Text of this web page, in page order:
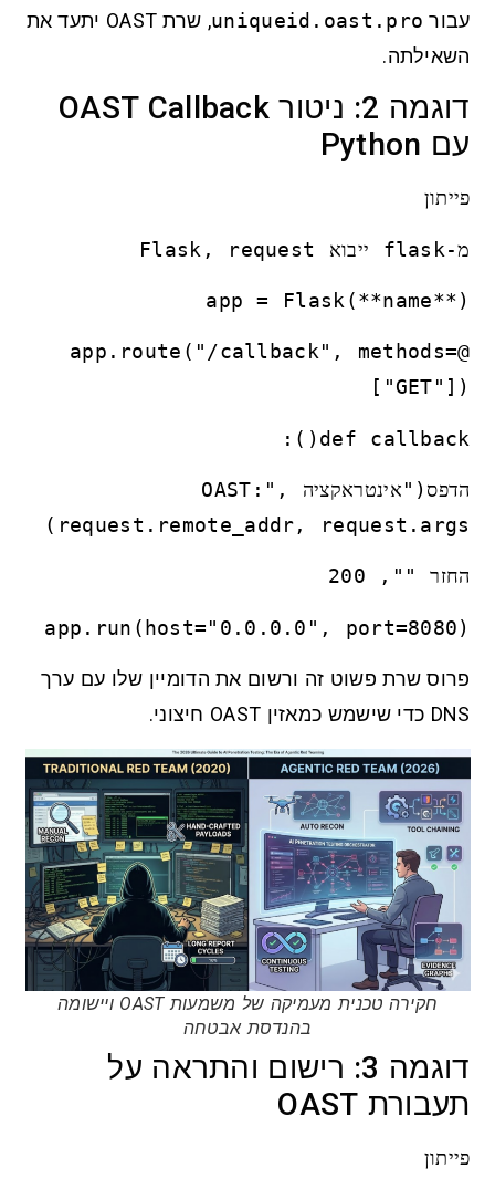
עבורuniqueid.oast.pro
, שרת OAST יתעד את
השאילתה.
דוגמה 2: ניטור OAST Callback
עם Python
פייתון
מ-flask ייבוא Flask, request
app = Flask(**name**)
@app.route("/callback", methods=
["GET"])
def callback():
הדפס("אינטראקציה OAST:",
request.remote_addr, request.args)
החזר "", 200
app.run(host="0.0.0.0", port=8080)
פרוס שרת פשוט זה ורשום את הדומיין שלו עם ערך
DNS כדי שישמש כמאזין OAST חיצוני.
חקירה טכנית מעמיקה של משמעות OAST ויישומה
בהנדסת אבטחה
דוגמה 3: רישום והתראה על
תעבורת OAST
פייתון